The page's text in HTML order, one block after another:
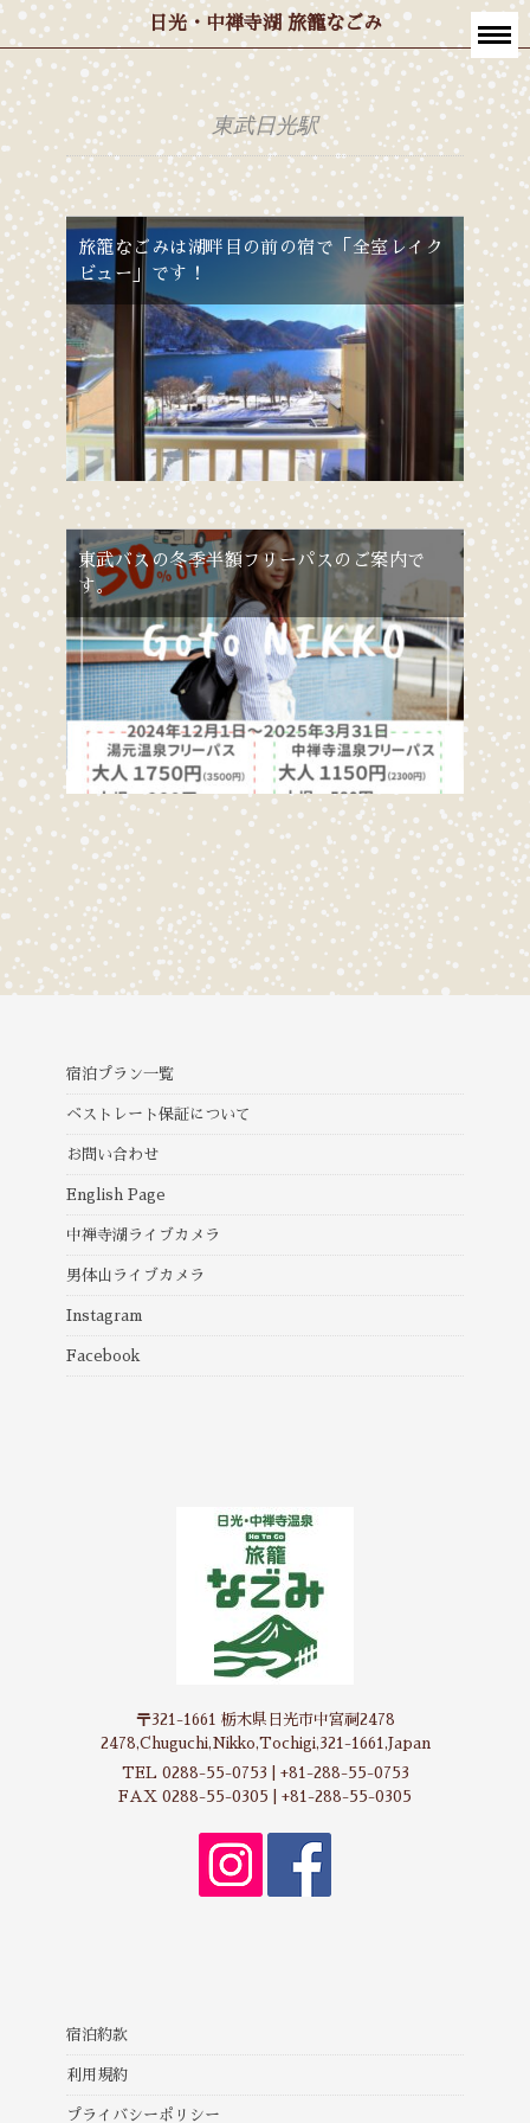
日光・中禅寺湖 旅籠なごみ
東武日光駅
旅籠なごみは湖畔目の前の宿で「全室レイク
ビュー」です！
東武バスの冬季半額フリーパスのご案内で
す。
宿泊プラン一覧
ベストレート保証について
お問い合わせ
English Page
中禅寺湖ライブカメラ
男体山ライブカメラ
Instagram
Facebook
〒321-1661 栃木県日光市中宮祠2478
2478,Chuguchi,Nikko,Tochigi,321-1661,Japan
TEL 0288-55-0753 | +81-288-55-0753
FAX 0288-55-0305 | +81-288-55-0305
宿泊約款
利用規約
プライバシーポリシー